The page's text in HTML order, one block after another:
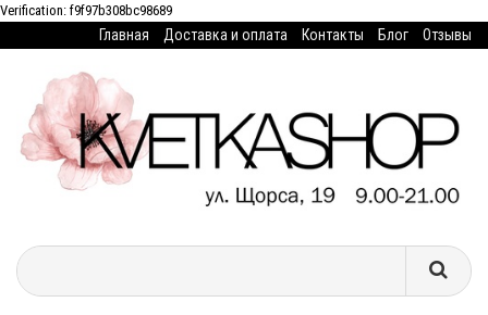
Verification: f9f97b308bc98689
Главная Доставка и оплата Контакты Блог Отзывы